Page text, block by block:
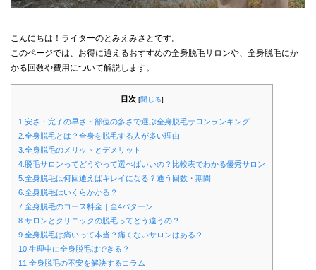
こんにちは！ライターのとみえみさとです。
このページでは、お得に通えるおすすめの全身脱毛サロンや、全身脱毛にか
かる回数や費用について解説します。
目次 [閉じる]
1.安さ・完了の早さ・部位の多さで選ぶ全身脱毛サロンランキング
2.全身脱毛とは？全身を脱毛する人が多い理由
3.全身脱毛のメリットとデメリット
4.脱毛サロンってどうやって選べばいいの？比較表でわかる優秀サロン
5.全身脱毛は何回通えばキレイになる？通う回数・期間
6.全身脱毛はいくらかかる？
7.全身脱毛のコース料金｜全4パターン
8.サロンとクリニックの脱毛ってどう違うの？
9.全身脱毛は痛いって本当？痛くないサロンはある？
10.生理中に全身脱毛はできる？
11.全身脱毛の不安を解決するコラム